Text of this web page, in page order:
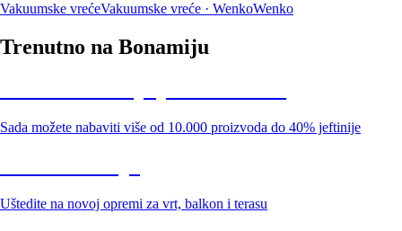
Vakuumske vrećeVakuumske vreće · WenkoWenko
Trenutno na Bonamiju
Sada možete nabaviti više od 10.000 proizvoda do 40% jeftinije
Uštedite na novoj opremi za vrt, balkon i terasu